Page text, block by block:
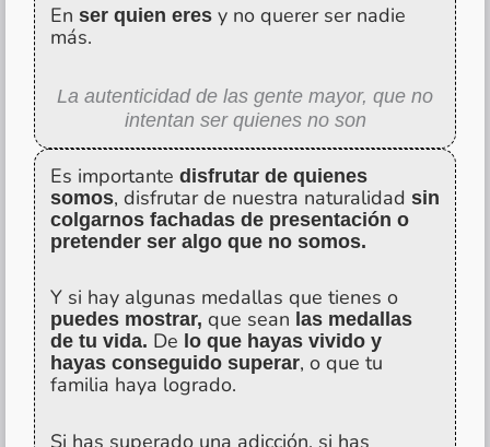
En ser quien eres y no querer ser nadie
más.
La autenticidad de las gente mayor, que no
intentan ser quienes no son
Es importante disfrutar de quienes
somos, disfrutar de nuestra naturalidad sin
colgarnos fachadas de presentación o
pretender ser algo que no somos.
Y si hay algunas medallas que tienes o
puedes mostrar, que sean las medallas
de tu vida. De lo que hayas vivido y
hayas conseguido superar, o que tu
familia haya logrado.
Si has superado una adicción, si has